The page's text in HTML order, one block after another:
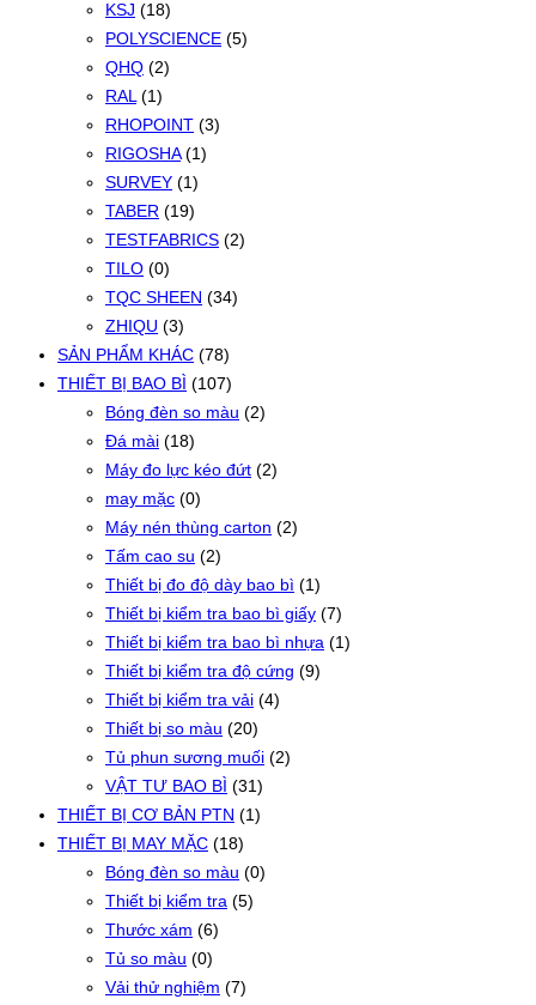
KSJ (18)
POLYSCIENCE (5)
QHQ (2)
RAL (1)
RHOPOINT (3)
RIGOSHA (1)
SURVEY (1)
TABER (19)
TESTFABRICS (2)
TILO (0)
TQC SHEEN (34)
ZHIQU (3)
SẢN PHẨM KHÁC (78)
THIẾT BỊ BAO BÌ (107)
Bóng đèn so màu (2)
Đá mài (18)
Máy đo lực kéo đứt (2)
may mặc (0)
Máy nén thùng carton (2)
Tấm cao su (2)
Thiết bị đo độ dày bao bì (1)
Thiết bị kiểm tra bao bì giấy (7)
Thiết bị kiểm tra bao bì nhựa (1)
Thiết bị kiểm tra độ cứng (9)
Thiết bị kiểm tra vải (4)
Thiết bị so màu (20)
Tủ phun sương muối (2)
VẬT TƯ BAO BÌ (31)
THIẾT BỊ CƠ BẢN PTN (1)
THIẾT BỊ MAY MẶC (18)
Bóng đèn so màu (0)
Thiết bị kiểm tra (5)
Thước xám (6)
Tủ so màu (0)
Vải thử nghiệm (7)